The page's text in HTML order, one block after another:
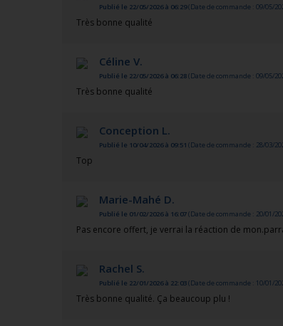
Publié le 22/05/2026 à 06:29(Date de commande : 09/05/
Très bonne qualité
Céline V.
Publié le 22/05/2026 à 06:28(Date de commande : 09/05/
Très bonne qualité
Conception L.
Publié le 10/04/2026 à 09:51 (Date de commande : 28/03/
Top
Marie-Mahé D.
Publié le 01/02/2026 à 16:07(Date de commande : 20/01/
Pas encore offert, je verrai la réaction de
Rachel S.
Publié le 22/01/2026 à 22:03(Date de commande : 10/01/
Très bonne qualité. Ça beaucoup plu !